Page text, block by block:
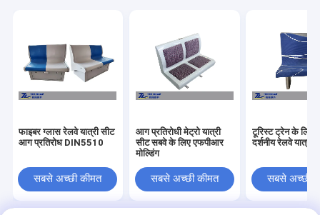
फाइबर ग्लास रेलवे यात्री सीट
आग प्रतिरोध DIN5510
सबसे अच्छी कीमत
आग प्रतिरोधी मेट्रो यात्री
सीट सबवे के लिए एफपीआर
मोल्डिंग
सबसे अच्छी कीमत
टूरिस्ट ट्रेन के लिए
दर्शनीय रेलवे यात्री
सबसे अच्छी